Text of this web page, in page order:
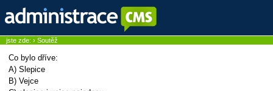
jste zde: › Soutěž
Co bylo dříve:
A) Slepice
B) Vejce